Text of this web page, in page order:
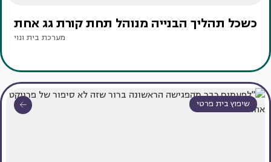
כשכל תהליך הבנייה מנוהל תחת קורת גג אחת
מערכת בית ונוי
שיפוץ בית פרטי